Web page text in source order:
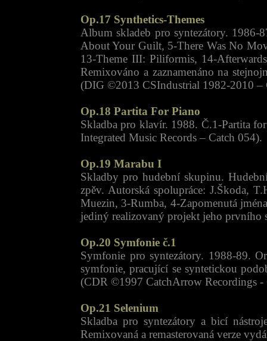
Op.17 Synthetics-Themes
Album skladeb pro syntezátory.
About Your Guilt, 5-There Was No
13-Theme III: Piliformis, 14-
Remixováno a zaznamenáno na
(DIG ©2013 CSIndustrial 1982-2010 ‎–
Op.18 Partita For Piano
Skladba pro klavír. 1988. Č.1-Partita
Integrated Music Records – Catch 054).
Op.19 Marabu I
Skladby pro hudební skupinu.
zpěv. Autorská spolupráce: J.Škoda,
Muezin, 3-Rumba, 4-Zapomenutá
jediný realizovaný projekt jeho prvního
Op.20 Symfonie č.1
Symfonie pro syntezátory. 1988-89.
symfonie, pracující se syntetickou
(CDR ©1997 CatchArrow Recordings
Op.21 Selenium
Skladba pro syntezátory a bicí
Remixovaná a remasterovaná verze